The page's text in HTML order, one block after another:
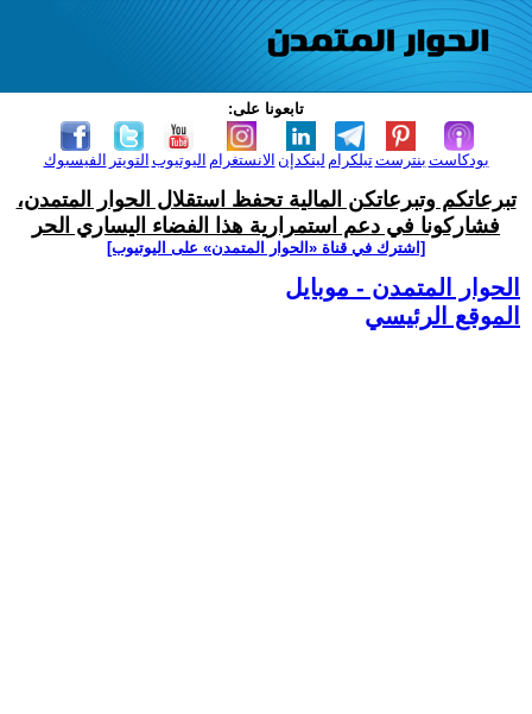
تابعونا على:
الفيسبوك التويتر اليوتيوب الانستغرام لينكدإن تيلكرامبنترست بودكاست
تبرعاتكم وتبرعاتكن المالية تحفظ استقلال الحوار المتمدن،
فشاركونا في دعم استمرارية هذا الفضاء اليساري الحر
[اشترك في قناة ‫«الحوار المتمدن» على اليوتيوب]
الحوار المتمدن - موبايل
الموقع الرئيسي